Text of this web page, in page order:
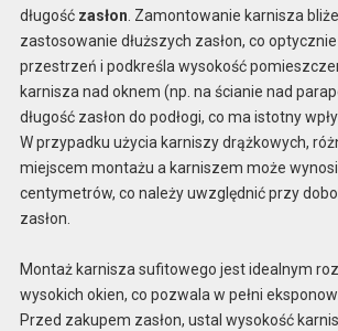
długość zasłon . Zamontowanie karnisza
zastosowanie dłuższych zasłon, co
przestrzeń i podkreśla wysokość
karnisza nad oknem (np. na ścianie nad
długość zasłon do podłogi, co ma istotny
W przypadku użycia karniszy drążkowych,
miejscem montażu a karniszem może
centymetrów, co należy uwzględnić przy
zasłon.
Montaż karnisza sufitowego jest idealnym
wysokich okien, co pozwala w pełni
Przed zakupem zasłon, ustal wysokość